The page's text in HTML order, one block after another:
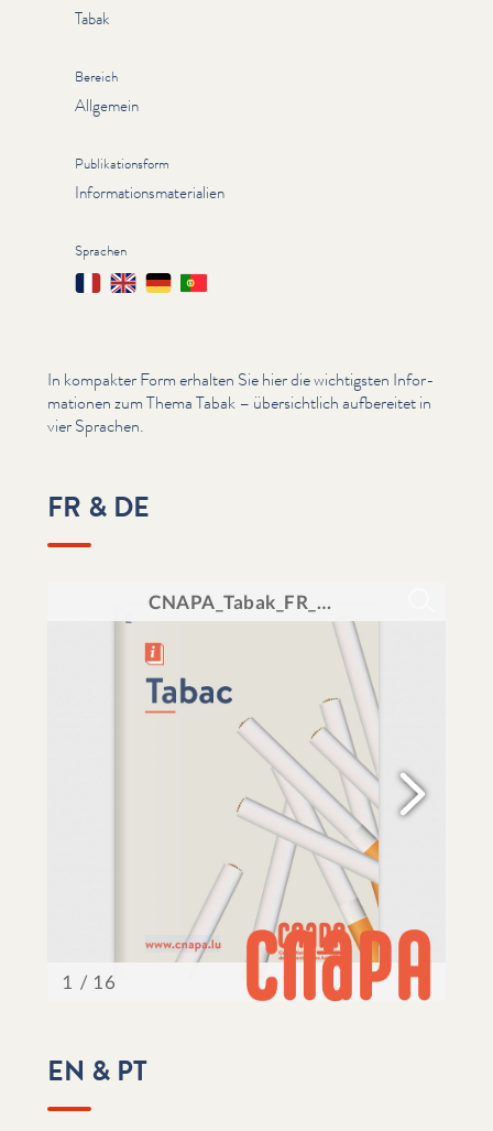
Tabak
Bereich
Allgemein
Publikationsform
Informationsmaterialien
Sprachen
FrançaisEnglishDeutschPortuguês
In kompakter Form erhalten Sie hier die wichtigsten Infor­
ma­tio­nen zum Thema Tabak – über­sichtlich aufbereitet in
vier Sprachen.
FR & DE
EN & PT